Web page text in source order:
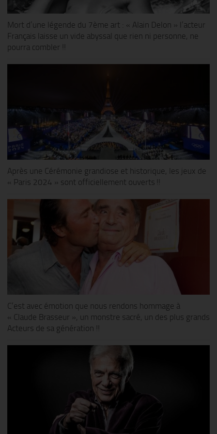
Mort d’une légende du 7ème art : « Alain Delon » l’acteur
Français laisse un vide abyssal que rien ni personne, ne
pourra combler !!
Après une Cérémonie grandiose et historique, les jeux de
« Paris 2024 » sont officiellement ouverts !!
C’est avec émotion que nous rendons hommage à
« Claude Brasseur », un monstre sacré, un des plus grands
Acteurs de sa génération !!